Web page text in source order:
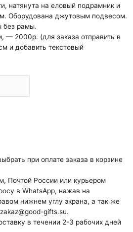
натянута на еловый подрамник и
Оборудована джутовым подвесом.
без рамы.
— 2000р. (для заказа отправить в
и добавить текстовый
при оплате заказа в корзине
Почтой России или курьером
в WhatsApp, нажав на
нижнем углу экрана, а так же
gifts.su.
в течении 2-3 рабочих дней